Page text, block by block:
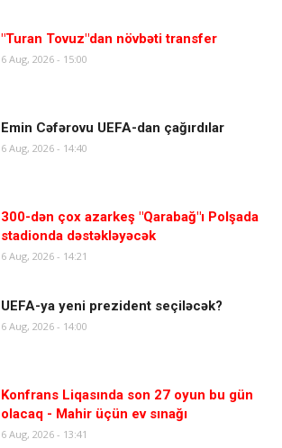
"Turan Tovuz"dan növbəti transfer
6 Aug, 2026 - 15:00
Emin Cəfərovu UEFA-dan çağırdılar
6 Aug, 2026 - 14:40
300-dən çox azarkeş "Qarabağ"ı Polşada
stadionda dəstəkləyəcək
6 Aug, 2026 - 14:21
UEFA-ya yeni prezident seçiləcək?
6 Aug, 2026 - 14:00
Konfrans Liqasında son 27 oyun bu gün
olacaq - Mahir üçün ev sınağı
6 Aug, 2026 - 13:41